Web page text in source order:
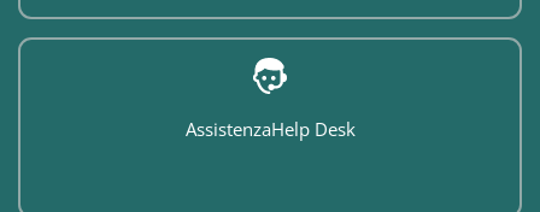
AssistenzaHelp Desk